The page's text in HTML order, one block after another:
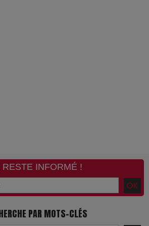
RESTE INFORMÉ !
PAR MOTS-CLÉS